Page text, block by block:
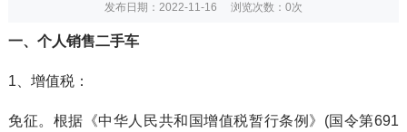
发布日期：2022-11-16 浏览次数： 0次
一、个人销售二手车
1、增值税：
免征。根据《中华人民共和国增值税暂行条例》(国令第691